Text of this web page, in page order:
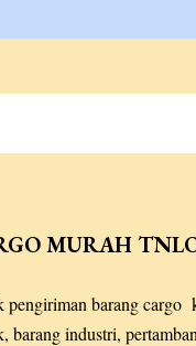
MURAH
pengiriman barang cargo
barang industri,